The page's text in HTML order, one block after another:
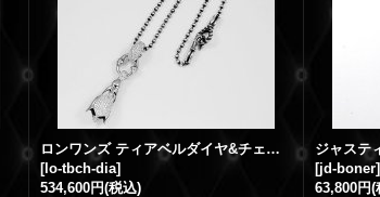
ロンワンズ ティアベルダイヤ&チェーン
[lo-tbch-dia]
534,600円(税込)
[jd-boner]
63,800円(